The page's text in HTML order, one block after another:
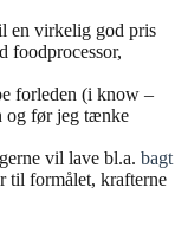
en virkelig god pris
foodprocessor,
forleden (i know –
og før jeg tænke
vil lave bl.a. bagt
til formålet, krafterne